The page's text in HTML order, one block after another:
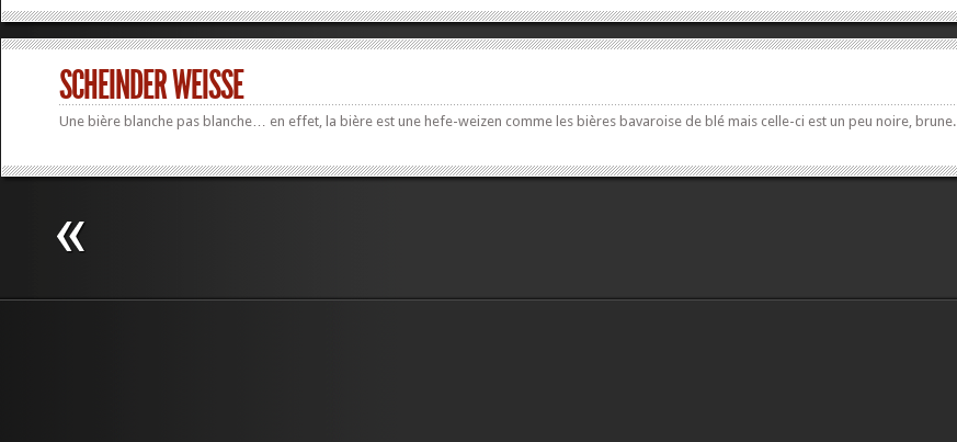
SCHEINDER WEISSE
Une bière blanche pas blanche… en effet, la bière est une hefe-weizen comme les bières bavaroise de blé mais celle-ci est un peu noire, brune.